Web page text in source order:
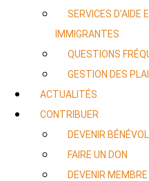
SERVICES D’AIDE
IMMIGRANTES
QUESTIONS
GESTION DES
ACTUALITÉS
CONTRIBUER
DEVENIR
FAIRE UN DON
DEVENIR MEMBRE